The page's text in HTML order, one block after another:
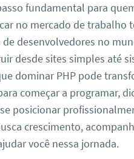
fundamental para
no mercado de trabalho
desenvolvedores no
desde sites simples até
dominar PHP pode
começar a programar,
posicionar
crescimento,
você nessa jornada.